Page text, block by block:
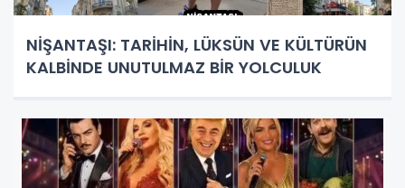
NİŞANTAŞI: TARİHİN, LÜKSÜN VE KÜLTÜRÜN
KALBİNDE UNUTULMAZ BİR YOLCULUK